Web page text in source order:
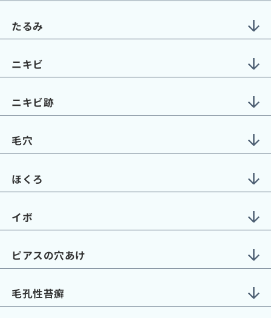
たるみ
ニキビ
ニキビ跡
毛穴
ほくろ
イボ
ピアスの穴あけ
毛孔性苔癬